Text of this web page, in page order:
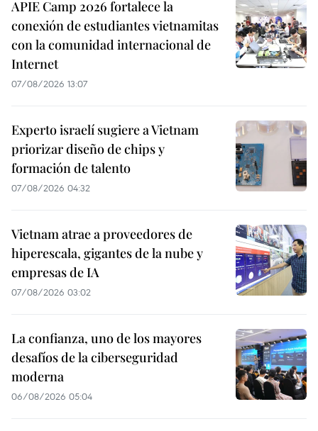
APIE Camp 2026 fortalece la
conexión de estudiantes vietnamitas
con la comunidad internacional de
Internet
07/08/2026 13:07
Experto israelí sugiere a Vietnam
priorizar diseño de chips y
formación de talento
07/08/2026 04:32
Vietnam atrae a proveedores de
hiperescala, gigantes de la nube y
empresas de IA
07/08/2026 03:02
La confianza, uno de los mayores
desafíos de la ciberseguridad
moderna
06/08/2026 05:04